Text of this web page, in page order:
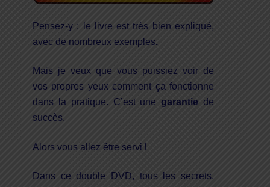
Pensez-y : le livre est très bien expliqué,
avec de nombreux exemples.
Mais je veux que vous puissiez voir de
vos propres yeux comment ça fonctionne
dans la pratique. C’est unegarantie de
succès.
Alors vous allez être servi !
Dans ce double DVD, tous les secrets,